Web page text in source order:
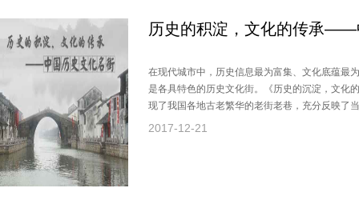
历史的积淀，文化的传承——
在现代城市中，历史信息最为富集、文化底蕴最
是各具特色的历史文化街。《历史的沉淀，文
现了我国各地古老繁华的老街老巷，充分反映了
文化价值。当你漫步在古巷之中时，你会作何感
2017-12-21